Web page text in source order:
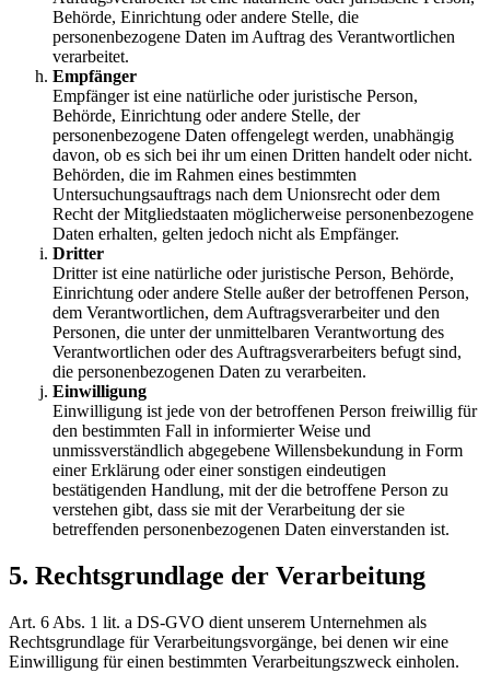
Behörde, Einrichtung oder andere Stelle, die
personenbezogene Daten im Auftrag des Verantwortlichen
verarbeitet.
Empfänger
Empfänger ist eine natürliche oder juristische Person,
Behörde, Einrichtung oder andere Stelle, der
personenbezogene Daten offengelegt werden, unabhängig
davon, ob es sich bei ihr um einen Dritten handelt oder nicht.
Behörden, die im Rahmen eines bestimmten
Untersuchungsauftrags nach dem Unionsrecht oder dem
Recht der Mitgliedstaaten möglicherweise personenbezogene
Daten erhalten, gelten jedoch nicht als Empfänger.
Dritter
Dritter ist eine natürliche oder juristische Person, Behörde,
Einrichtung oder andere Stelle außer der betroffenen Person,
dem Verantwortlichen, dem Auftragsverarbeiter und den
Personen, die unter der unmittelbaren Verantwortung des
Verantwortlichen oder des Auftragsverarbeiters befugt sind,
die personenbezogenen Daten zu verarbeiten.
Einwilligung
Einwilligung ist jede von der betroffenen Person freiwillig für
den bestimmten Fall in informierter Weise und
unmissverständlich abgegebene Willensbekundung in Form
einer Erklärung oder einer sonstigen eindeutigen
bestätigenden Handlung, mit der die betroffene Person zu
verstehen gibt, dass sie mit der Verarbeitung der sie
betreffenden personenbezogenen Daten einverstanden ist.
5. Rechtsgrundlage der Verarbeitung
Art. 6 Abs. 1 lit. a DS-GVO dient unserem Unternehmen als
Rechtsgrundlage für Verarbeitungsvorgänge, bei denen wir eine
Einwilligung für einen bestimmten Verarbeitungszweck einholen.